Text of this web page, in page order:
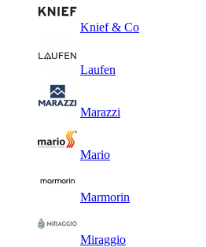
Knief & Co
Laufen
Marazzi
Mario
Marmorin
Miraggio